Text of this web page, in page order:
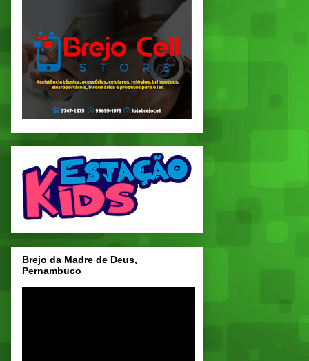
Brejo da Madre de Deus,
Pernambuco